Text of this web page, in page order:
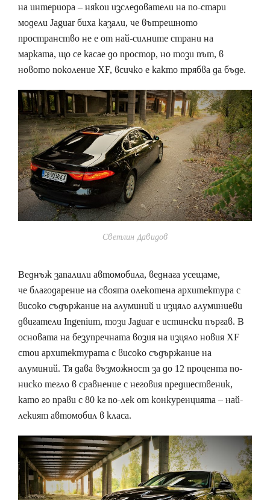
на интериора – някои изследователи на по-стари
модели Jaguar биха казали, че вътрешното
пространство не е от най-силните страни на
марката, що се касае до простор, но този път, в
новото поколение XF, всичко е както трябва да бъде.
Светлин Давидов
Веднъж запалили автомобила, веднага усещаме,
че благодарение на своята олекотена архитектура с
високо съдържание на алуминий и изцяло алуминиеви
двигатели Ingenium, този Jaguar е истински пъргав. В
основата на безупречната возия на изцяло новия XF
стои архитектурата с високо съдържание на
алуминий. Тя дава възможност за до 12 процента по-
ниско тегло в сравнение с неговия предшественик,
като го прави с 80 кг по-лек от конкуренцията – най-
лекият автомобил в класа.